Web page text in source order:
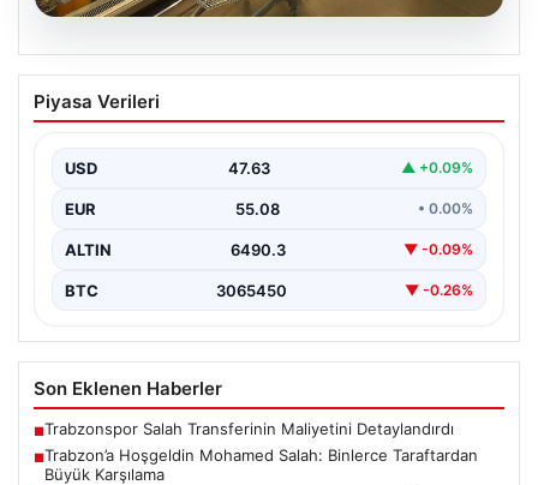
Enflasyon verileri ne zaman
açıklanacak? 2026 TÜİK mart ayı
Piyasa Verileri
USD 47.63 ▲ +0.09%
EUR 55.08 • 0.00%
ALTIN 6490.3 ▼ -0.09%
BTC 3065450 ▼ -0.26%
Son Eklenen Haberler
■Trabzonspor Salah Transferinin Maliyetini Detaylandırdı
■Trabzon’a Hoşgeldin Mohamed Salah: Binlerce Taraftardan
Büyük Karşılama